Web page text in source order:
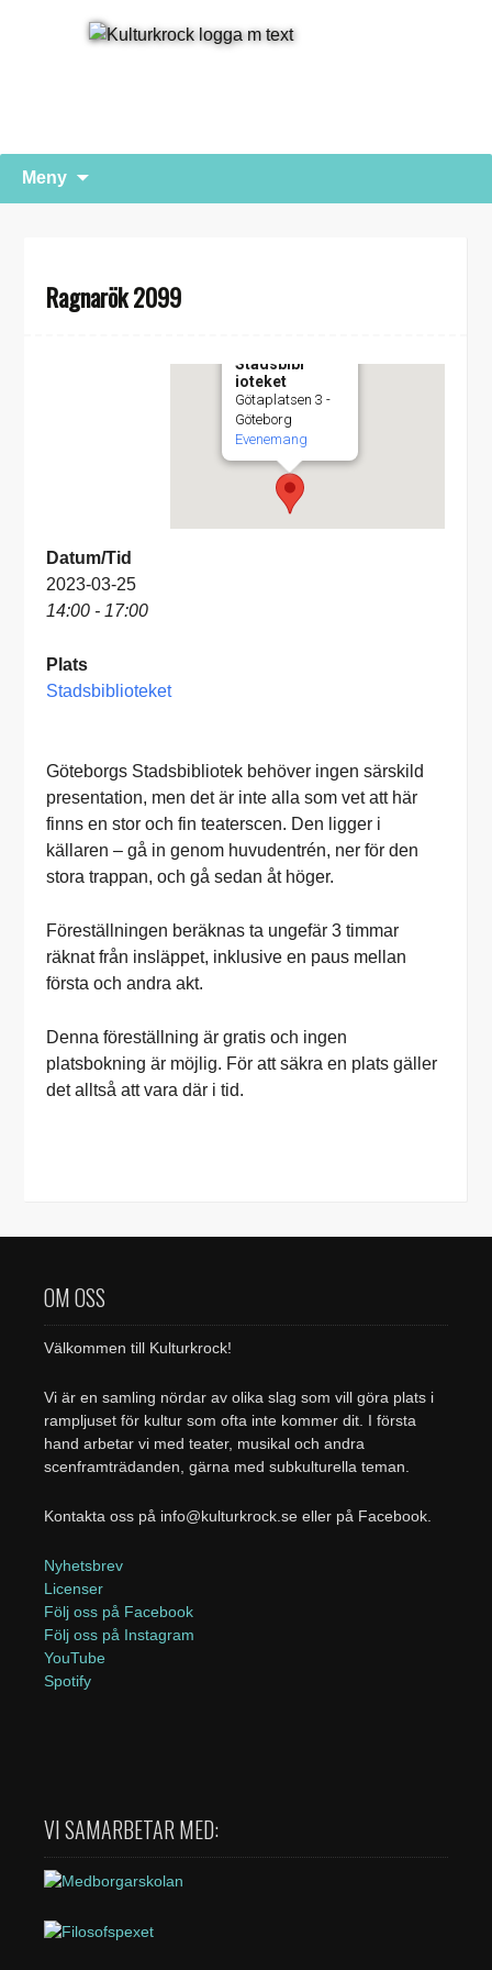
Meny
Ragnarök 2099
Stadsbibl
ioteket
Götaplatsen 3 -
Göteborg
Evenemang
Datum/Tid
2023-03-25
14:00 - 17:00
Plats
Stadsbiblioteket
Göteborgs Stadsbibliotek behöver ingen särskild
presentation, men det är inte alla som vet att här
finns en stor och fin teaterscen. Den ligger i
källaren – gå in genom huvudentrén, ner för den
stora trappan, och gå sedan åt höger.
Föreställningen beräknas ta ungefär 3 timmar
räknat från insläppet, inklusive en paus mellan
första och andra akt.
Denna föreställning är gratis och ingen
platsbokning är möjlig. För att säkra en plats gäller
det alltså att vara där i tid.
OM OSS
Välkommen till Kulturkrock!
Vi är en samling nördar av olika slag som vill göra plats i
rampljuset för kultur som ofta inte kommer dit. I första
hand arbetar vi med teater, musikal och andra
scenframträdanden, gärna med subkulturella teman.
Kontakta oss på info@kulturkrock.se eller på Facebook.
Nyhetsbrev
Licenser
Följ oss på Facebook
Följ oss på Instagram
YouTube
Spotify
VI SAMARBETAR MED: